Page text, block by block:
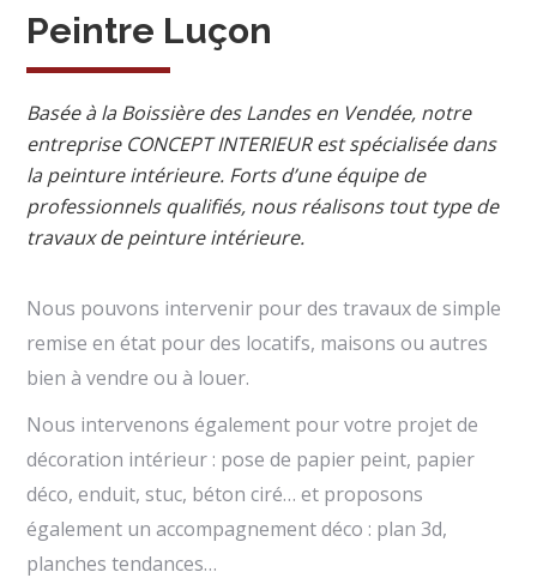
Peintre Luçon
Basée à la Boissière des Landes en Vendée, notre
entreprise CONCEPT INTERIEUR est spécialisée dans
la peinture intérieure. Forts d’une équipe de
professionnels qualifiés, nous réalisons tout type de
travaux de peinture intérieure.
Nous pouvons intervenir pour des travaux de simple
remise en état pour des locatifs, maisons ou autres
bien à vendre ou à louer.
Nous intervenons également pour votre projet de
décoration intérieur : pose de papier peint, papier
déco, enduit, stuc, béton ciré… et proposons
également un accompagnement déco : plan 3d,
planches tendances…